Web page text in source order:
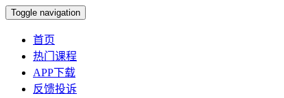
Toggle navigation
首页
热门课程
APP下载
反馈投诉